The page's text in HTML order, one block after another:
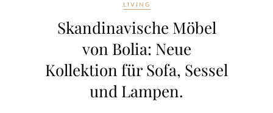
LIVING
Skandinavische Möbel
von Bolia: Neue
Kollektion für Sofa, Sessel
und Lampen.